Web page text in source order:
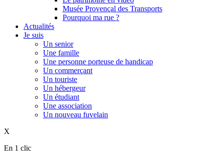
Musée Provençal des Transports
Pourquoi ma rue ?
Actualités
Je suis
Un senior
Une famille
Une personne porteuse de handicap
Un commerçant
Un touriste
Un hébergeur
Un étudiant
Une association
Un nouveau fuvelain
X
En 1 clic